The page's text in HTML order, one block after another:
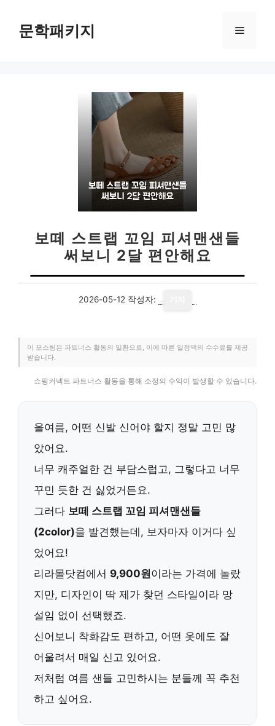
문학패키지 메
보떼 스트랩 꼬임 피셔맨샌들
써보니 2달 편안해요
2026-05-12 작성자:
이 포스팅은 파트너스 활동의 일환으로, 이에 따른 일정액의 수수료를 제공
받습니다.
쇼핑커넥트 파트너스 활동을 통해 소정의 수익이 발생할 수 있습니다.
올여름, 어떤 신발 신어야 할지 정말 고민 많
았어요.
너무 캐주얼한 건 부담스럽고, 그렇다고 너무
꾸민 듯한 건 싫었거든요.
그러다 보떼 스트랩 꼬임 피셔맨샌들
(2color)을 발견했는데, 보자마자 이거다 싶
었어요!
리라몰닷컴에서 9,900원이라는 가격에 놀랐
지만, 디자인이 딱 제가 찾던 스타일이라 망
설임 없이 선택했죠.
신어보니 착화감도 편하고, 어떤 옷에도 잘
어울려서 매일 신고 있어요.
저처럼 여름 샌들 고민하시는 분들께 꼭 추천
하고 싶어요.